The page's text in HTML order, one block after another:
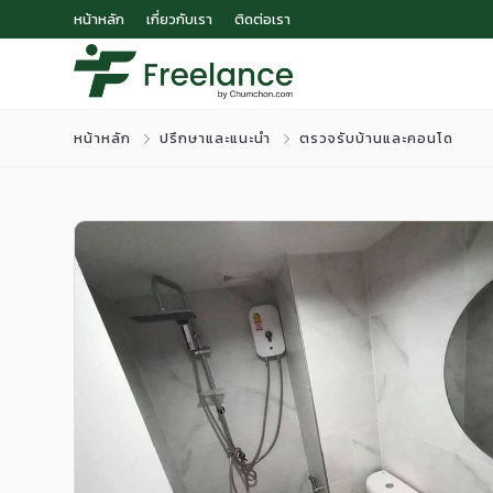
หน้าหลัก เกี่ยวกับเรา ติดต่อเรา
หน้าหลัก ปรึกษาและแนะนำ ตรวจรับบ้านและคอนโด